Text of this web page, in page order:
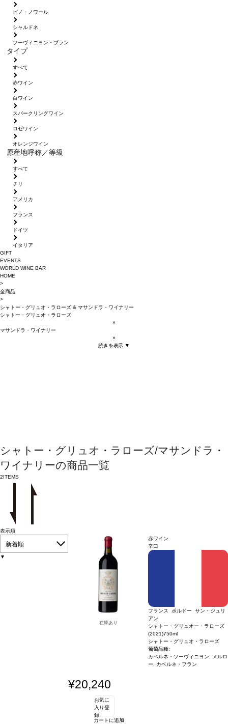
ピノ・ノワール
シャルドネ
ソーヴィニヨン・ブラン
タイプ
すべて
赤ワイン
白ワイン
スパークリングワイン
ロゼワイン
オレンジワイン
原産地呼称／等級
すべて
チリ
アメリカ
フランス
ドイツ
イタリア
GIFT
EVENTS
WORLD WINE BAR
HOME
>
全商品
>
シャトー・グリュオ・ラローズ& マサンドラ・ワイナリー
シャトー・グリュオ・ラローズ
×
マサンドラ・ワイナリー
×
続きを表示 ▼
シャトー・グリュオ・ラローズ/マサンドラ・
ワイナリーの商品一覧
2ITEMS
表示順
新着順
▼
在庫あり
赤ワイン
辛口
フランス ボルドー サン・ジュリ
アン
シャトー・グリュオー・ラローズ
(2021)750ml
シャトー・グリュオ・ラローズ
葡萄品種:
カベルネ・ソーヴィニヨン, メルロ
ー, カベルネ・フラン
¥20,240
お気に
入り登
録
カートに追加